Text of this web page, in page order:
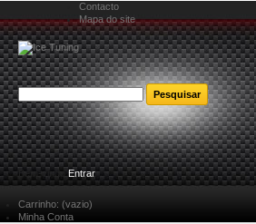
Contacto
Mapa do site
Bem-vindoEntrar
Carrinho: (vazio)
Minha Conta